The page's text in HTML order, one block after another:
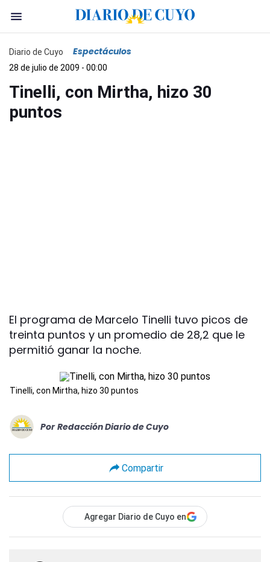
Diario de Cuyo Espectáculos
28 de julio de 2009 - 00:00
Tinelli, con Mirtha, hizo 30
puntos
El programa de Marcelo Tinelli tuvo picos de
treinta puntos y un promedio de 28,2 que le
permitió ganar la noche.
Tinelli, con Mirtha, hizo 30 puntos
Por Redacción Diario de Cuyo
Compartir
Agregar Diario de Cuyo en